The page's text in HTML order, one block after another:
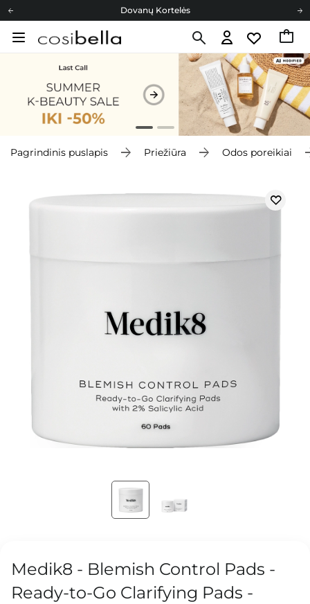
Dovanų Kortelės
Cosibella lojalumo programa
Dovanų Kortelės
Pagrindinis puslapis Priežiūra Odos poreikiai
Medik8 - Blemish Control Pads -
Ready-to-Go Clarifying Pads -